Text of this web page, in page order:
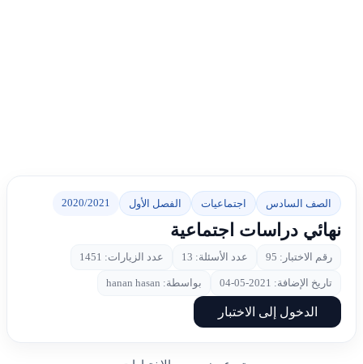
الصف السادس اجتماعيات الفصل الأول 2020/2021
نهائي دراسات اجتماعية
رقم الاختبار: 95 عدد الأسئلة: 13 عدد الزيارات: 1451
تاريخ الإضافة: 2021-05-04 بواسطة: hanan hasan
الدخول إلى الاختبار